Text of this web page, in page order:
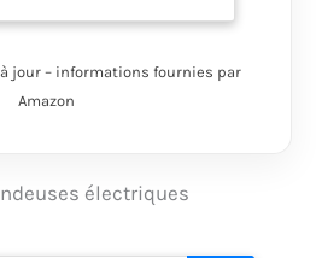
utilisation manuelle,
pour les petites et
jour – informations fournies par
Amazon
électriques